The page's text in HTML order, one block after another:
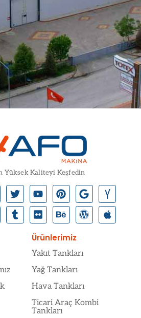
Yüksek Kaliteyi Keşfedin
Ürünlerimiz
Yakıt Tankları
Yağ Tankları
Hava Tankları
Ticari Araç Kombi
Tankları